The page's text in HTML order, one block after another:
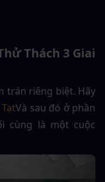
Thách 3 Giai
trán riêng biệt. Hãy
Và sau đó ở phần
cùng là một cuộc